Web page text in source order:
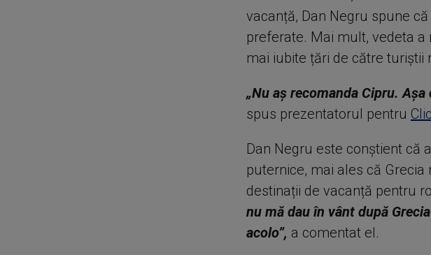
vacanță, Dan Negru spune
preferate. Mai mult, vedeta
mai iubite țări de către turiștii
„Nu aș recomanda Cipru.
spus prezentatorul pentru
Dan Negru este conștient că
puternice, mai ales că
destinații de vacanță pentru
nu mă dau în vânt după
acolo”, a comentat el.